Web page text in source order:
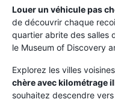
Louer un véhicule pas
de découvrir chaque
quartier abrite des salles
le Museum of Discovery
Explorez les villes
chère avec kilométrage
souhaitez descendre